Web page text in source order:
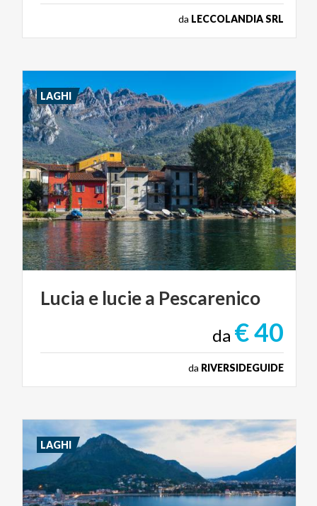
da LECCOLANDIA SRL
Lucia e luciea Pescarenico
da € 40
da RIVERSIDEGUIDE
LAGHI
LAGHI